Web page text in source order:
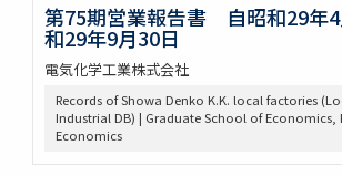
第75期営業報告書 自昭和29年
和29年9月30日
電気化学工業株式会社
Records of Showa Denko K.K. local factories
Industrial DB) | Graduate School of Economics,
Economics